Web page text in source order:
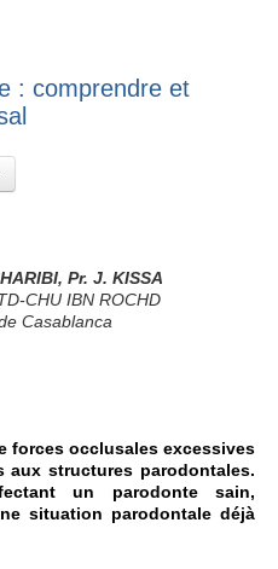
: comprendre et
Pr. J. KISSA
CHU IBN ROCHD
Casablanca
forces occlusales excessives
aux structures parodontales.
un parodonte sain,
situation parodontale déjà